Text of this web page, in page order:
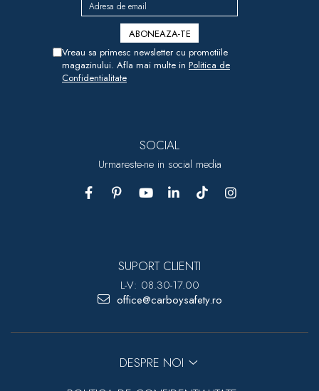
Vreau sa primesc newsletter cu promotiile
magazinului. Afla mai multe in Politica de
Confidentialitate
SOCIAL
Urmareste-ne in social media
SUPORT CLIENTI
L-V: 08.30-17.00
office@carboysafety.ro
DESPRE NOI